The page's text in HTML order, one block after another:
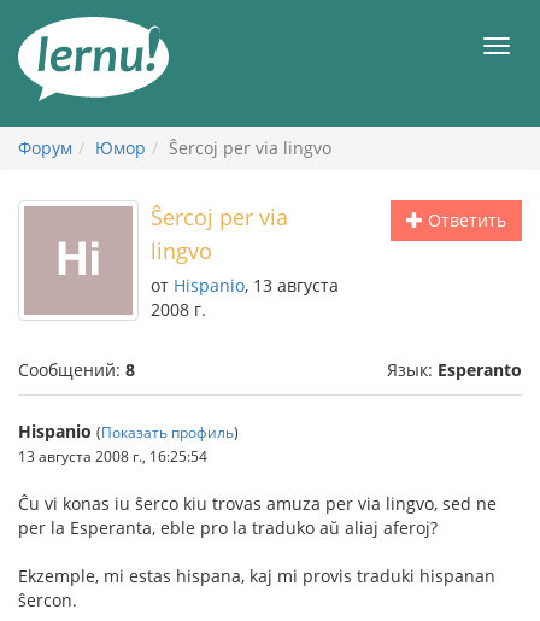
содержанию
Форум Юмор Ŝercoj per via lingvo
Ответить
Ŝercoj per via
lingvo
от Hispanio, 13 августа
2008 г.
Сообщений: 8 Язык: Esperanto
Hispanio (Показать профиль)
13 августа 2008 г., 16:25:54
Ĉu vi konas iu ŝerco kiu trovas amuza per via lingvo, sed ne
per la Esperanta, eble pro la traduko aŭ aliaj aferoj?
Ekzemple, mi estas hispana, kaj mi provis traduki hispanan
ŝercon.